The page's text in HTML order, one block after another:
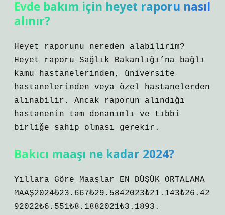
Evde bakım için heyet raporu nasıl
alınır?
Heyet raporunu nereden alabilirim?
Heyet raporu Sağlık Bakanlığı’na bağlı
kamu hastanelerinden, üniversite
hastanelerinden veya özel hastanelerden
alınabilir. Ancak raporun alındığı
hastanenin tam donanımlı ve tıbbi
birliğe sahip olması gerekir.
Bakıcı maaşı ne kadar 2024?
Yıllara Göre Maaşlar EN DÜŞÜK ORTALAMA
MAAŞ2024₺23.667₺29.5842023₺21.143₺26.42
92022₺6.551₺8.1882021₺3.1893.